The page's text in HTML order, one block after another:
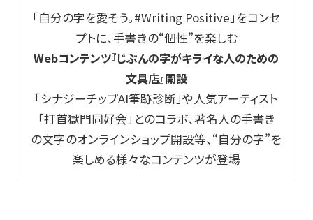
産業資材
その他新規商材
企業情報
「自分の字を愛そう。#Writing Positive」をコンセ
プトに、手書きの“個性”を楽しむ
Webコンテンツ『じぶんの字がキライな人のための
文具店』開設
「シナジーチップAI筆跡診断」や人気アーティスト
「打首獄門同好会」とのコラボ、著名人の手書き
の文字のオンラインショップ開設等、“自分の字”を
楽しめる様々なコンテンツが登場